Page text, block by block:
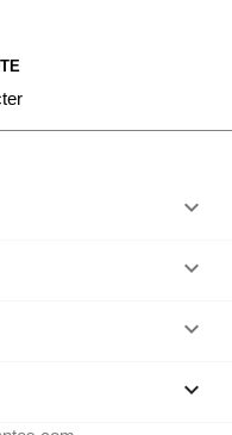



keyboard_arrow_down